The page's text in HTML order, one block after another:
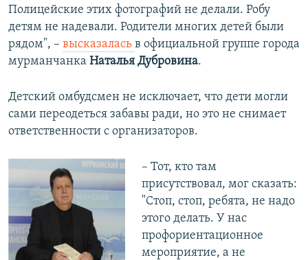
Полицейские этих фотографий не делали. Робу
детям не надевали. Родители многих детей были
рядом", – высказалась в официальной группе города
мурманчанка Наталья Дубровина.
Детский омбудсмен не исключает, что дети могли
сами переодеться забавы ради, но это не снимает
ответственности с организаторов.
– Тот, кто там
присутствовал, мог сказать:
"Стоп, стоп, ребята, не надо
этого делать. У нас
профориентационное
мероприятие, а не